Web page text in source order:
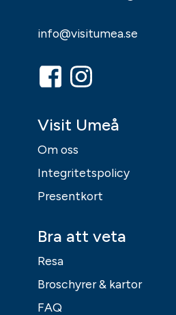
info@visitumea.se
Visit Umeå
Om oss
Integritetspolicy
Presentkort
Bra att veta
Resa
Broschyrer & kartor
FAQ